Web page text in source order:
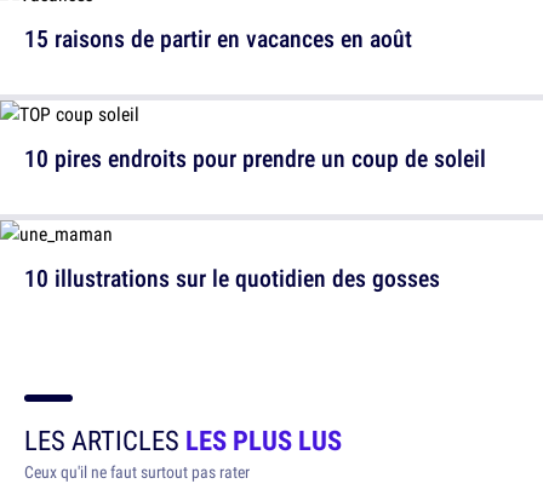
10 pires endroits pour prendre un coup de soleil
15 raisons de partir en vacances en août
10 illustrations sur le quotidien des gosses
LES ARTICLES LES PLUS LUS
Ceux qu'il ne faut surtout pas rater